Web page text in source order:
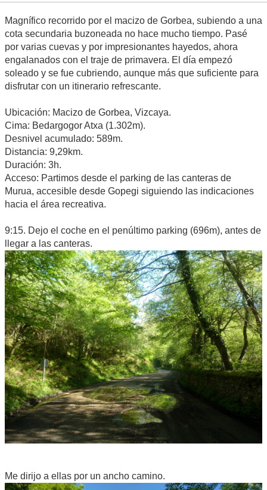
Magnífico recorrido por el macizo de Gorbea, subiendo a una
cota secundaria buzoneada no hace mucho tiempo. Pasé
por varias cuevas y por impresionantes hayedos, ahora
engalanados con el traje de primavera. El día empezó
soleado y se fue cubriendo, aunque más que suficiente para
disfrutar con un itinerario refrescante.
Ubicación: Macizo de Gorbea, Vizcaya.
Cima: Bedargogor Atxa (1.302m).
Desnivel acumulado: 589m.
Distancia: 9,29km.
Duración: 3h.
Acceso: Partimos desde el parking de las canteras de
Murua, accesible desde Gopegi siguiendo las indicaciones
hacia el área recreativa.
9:15. Dejo el coche en el penúltimo parking (696m), antes de
llegar a las canteras.
Me dirijo a ellas por un ancho camino.